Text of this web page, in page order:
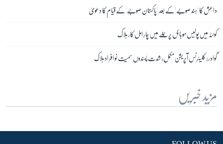
داعش کا 'ہند صوبے' کے بعد 'پاکستان صوبے' کے قیام کا دعویٰ
کوئٹہ میں پولیس موبائل پر حملے میں چار اہل کار ہلاک
گوادر: کلیئرنس آپریشن مکمل، شدت پسندوں سمیت نو افراد ہلاک
مزید خبریں